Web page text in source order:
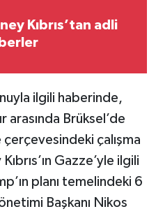
Kıbrıs’tan adli
ilgili haberinde,
arasında Brüksel’de
çalışma
Gazze’yle ilgili
planı temelindeki 6
Başkanı Nikos